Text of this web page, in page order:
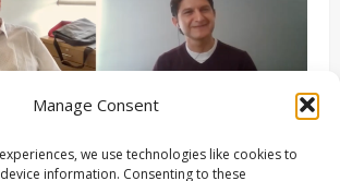
Manage Consent
we use technologies like cookies to
information. Consenting to these
Series
IVÁN URIEL T3E22: JUAN PATRICIO